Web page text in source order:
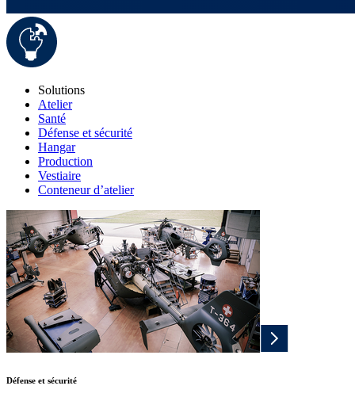
Solutions
Atelier
Santé
Défense et sécurité
Hangar
Production
Vestiaire
Conteneur d’atelier
Défense et sécurité